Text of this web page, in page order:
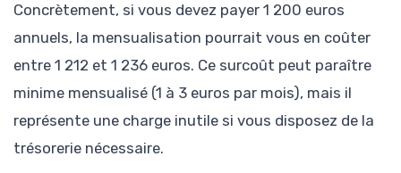
Concrètement, si vous devez payer 1 200 euros
annuels, la mensualisation pourrait vous en coûter
entre 1 212 et 1 236 euros. Ce surcoût peut paraître
minime mensualisé (1 à 3 euros par mois), mais il
représente une charge inutile si vous disposez de la
trésorerie nécessaire.